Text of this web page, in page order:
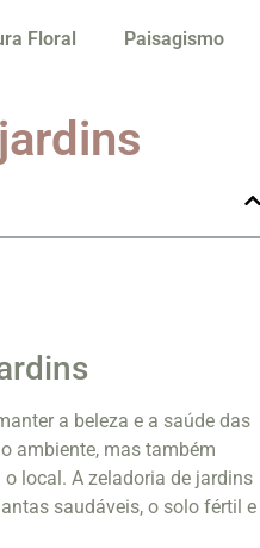
Floral Paisagismo
a beleza e a saúde das
ambiente, mas também
local. A zeladoria de jardins
saudáveis, o solo fértil e